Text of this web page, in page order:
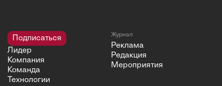
Подписаться
Лидер
Компания
Команда
Технологии
Журнал
Реклама
Редакция
Мероприятия